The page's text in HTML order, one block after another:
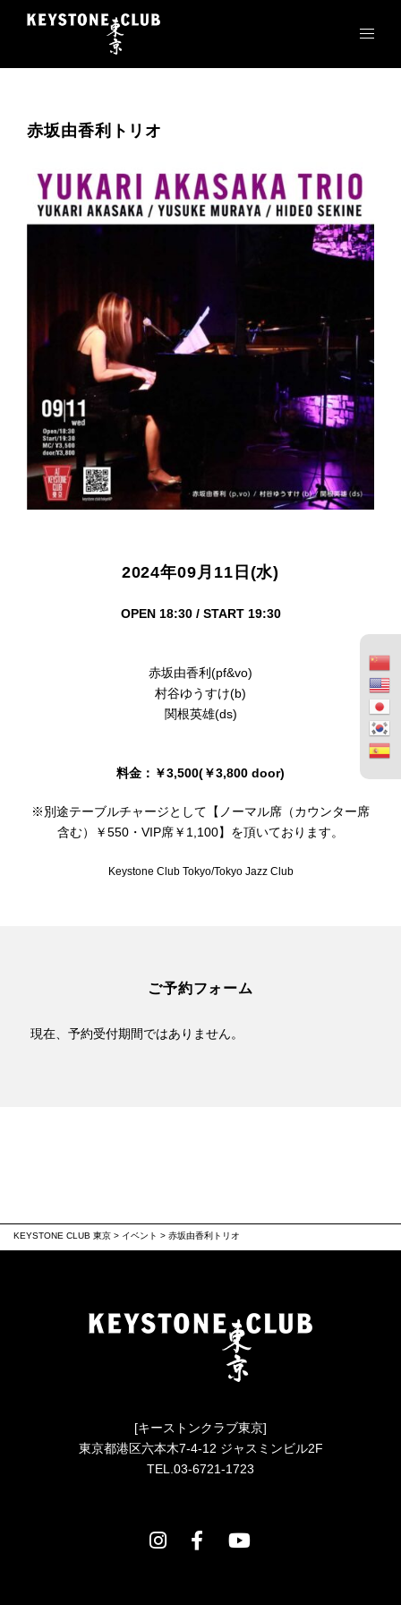
ン
赤坂由香利トリオ
2024年09月11日(水)
OPEN 18:30 / START 19:30
赤坂由香利(pf&vo)
村谷ゆうすけ(b)
関根英雄(ds)
料金：￥3,500(￥3,800 door)
※別途テーブルチャージとして【ノーマル席（カウンター席
含む）￥550・VIP席￥1,100】を頂いております。
Keystone Club Tokyo/Tokyo Jazz Club
ご予約フォーム
現在、予約受付期間ではありません。
KEYSTONE CLUB 東京 > イベント > 赤坂由香利トリオ
[キーストンクラブ東京]
東京都港区六本木7-4-12 ジャスミンビル2F
TEL.03-6721-1723